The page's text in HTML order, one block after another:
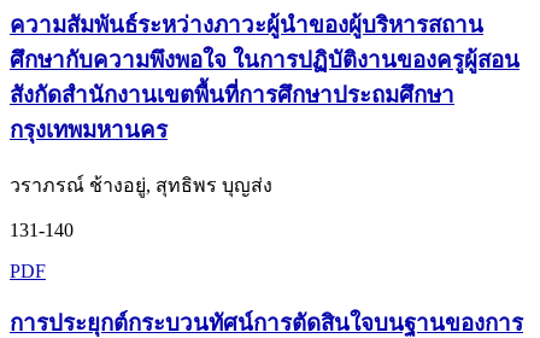
ความสัมพันธ์ระหว่างภาวะผู้นำของผู้บริหารสถาน
ศึกษากับความพึงพอใจ ในการปฏิบัติงานของครูผู้สอน
สังกัดสำนักงานเขตพื้นที่การศึกษาประถมศึกษา
กรุงเทพมหานคร
วราภรณ์ ช้างอยู่, สุทธิพร บุญส่ง
131-140
PDF
การประยุกต์กระบวนทัศน์การตัดสินใจบนฐานของการ